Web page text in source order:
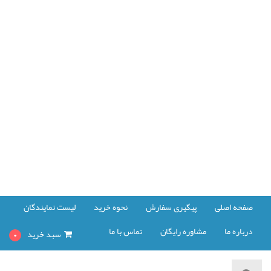
صفحه اصلی پیگیری سفارش نحوه خرید لیست نمایندگان
درباره ما مشاوره رایگان تماس با ما سبد خرید 0